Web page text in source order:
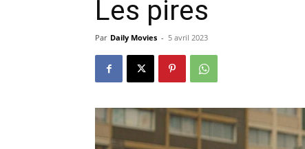
Les pires
Par Daily Movies - 5 avril 2023